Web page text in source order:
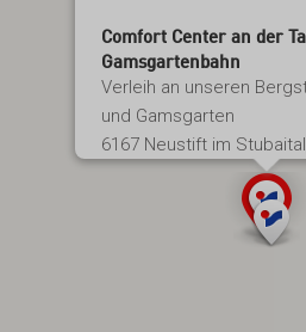
Comfort Center an der
Gamsgartenbahn
Verleih an unseren
und Gamsgarten
6167 Neustift im